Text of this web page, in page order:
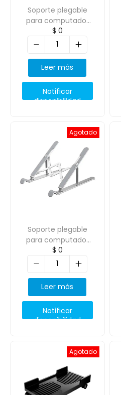
Soporte plegable
para computador
portatil ORICO-
LST021
$ 0
Leer más
Notificar
disponibilidad
Agotado
Soporte plegable
para computador
portatil ORICO-PFB-
A21
$ 0
Leer más
Notificar
disponibilidad
Agotado